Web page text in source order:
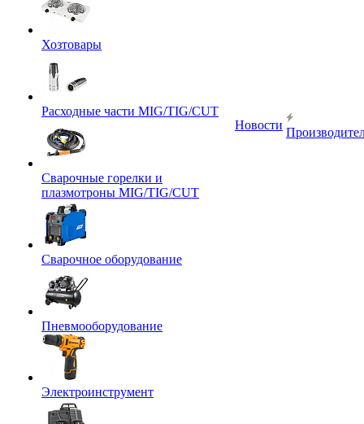
Хозтовары
Расходные части MIG/TIG/CUT
Сварочные горелки и
плазмотроны MIG/TIG/CUT
Сварочное оборудование
Пневмооборудование
Электроинструмент
Новости